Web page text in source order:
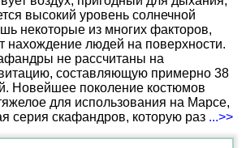
высокий уровень солнечной
некоторые из многих факторов,
нахождение людей на поверхности.
не рассчитаны на
составляющую примерно 38
Новейшее поколение костюмов
для использования на Марсе,
серия скафандров, которую раз ...>>